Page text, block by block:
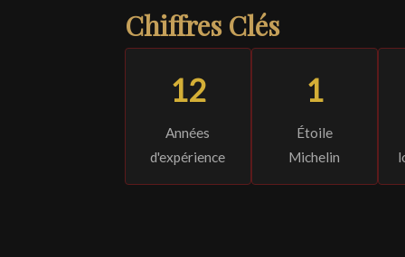
Chiffres Clés
12
Années
d'expérience
1
Étoile
Michelin